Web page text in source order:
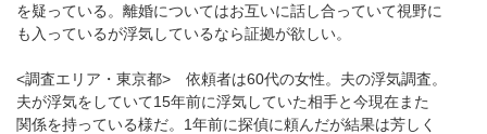
を疑っている。離婚についてはお互いに話し合っていて視野に
も入っているが浮気しているなら証拠が欲しい。
<調査エリア・東京都> 依頼者は60代の女性。夫の浮気調査。
夫が浮気をしていて15年前に浮気していた相手と今現在また
関係を持っている様だ。1年前に探偵に頼んだが結果は芳しく